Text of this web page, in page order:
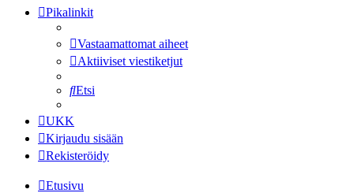
Pikalinkit
Vastaamattomat aiheet
Aktiiviset viestiketjut
Etsi
UKK
Kirjaudu sisään
Rekisteröidy
Etusivu